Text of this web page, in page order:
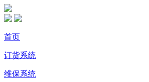
首页
订货系统
维保系统